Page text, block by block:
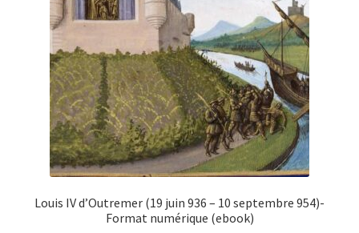
Louis IV d’Outremer (19 juin 936 – 10 septembre 954)-
Format numérique (ebook)